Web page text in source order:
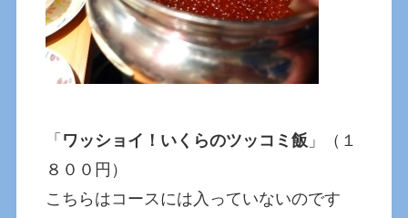
「 ワッショイ！いくらのツッコミ飯 」（１
８００円）
こちらはコースには入っていないのです